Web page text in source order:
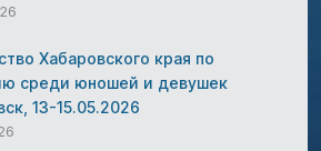
Хабаровского края по
среди юношей и девушек
13-15.05.2026